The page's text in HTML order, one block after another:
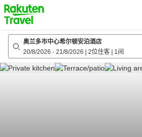
to
top
page
奥兰多市中心希尔顿安泊酒店
20/8/2026 - 21/8/2026 2位住客 1间